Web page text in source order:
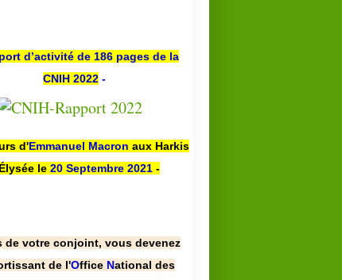
d’activité de 186 pages de la
CNIH 2022 -
d'Emmanuel Macron aux Harkis
le 20 Septembre 2021 -
de votre conjoint, vous devenez
de l'Office National des